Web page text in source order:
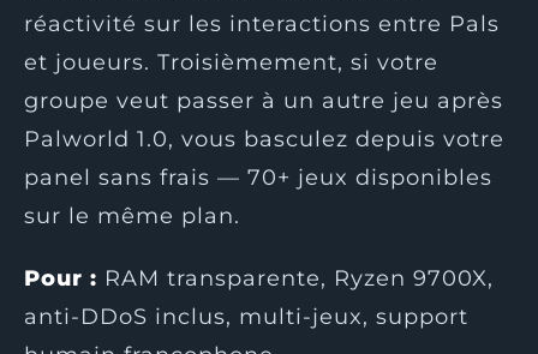
réactivité sur les interactions entre Pals
et joueurs. Troisièmement, si votre
groupe veut passer à un autre jeu après
Palworld 1.0, vous basculez depuis votre
panel sans frais — 70+ jeux disponibles
sur le même plan.
Pour : RAM transparente, Ryzen 9700X,
anti-DDoS inclus, multi-jeux, support